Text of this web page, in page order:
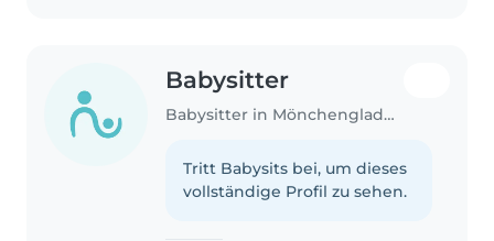
Babysitter
Babysitter in Mönchengladbach
Tritt Babysits bei, um dieses
vollständige Profil zu sehen.